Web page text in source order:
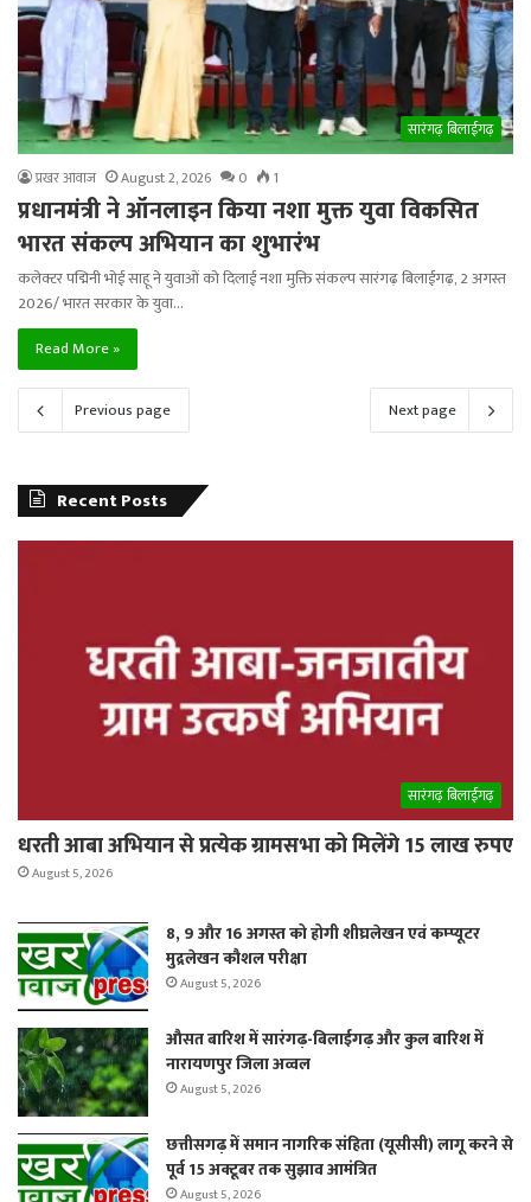
सारंगढ़ बिलाईगढ़
प्रखर आवाज August 2, 2026 0 1
प्रधानमंत्री ने ऑनलाइन किया नशा मुक्त युवा विकसित
भारत संकल्प अभियान का शुभारंभ
कलेक्टर पद्मिनी भोई साहू ने युवाओं को दिलाई नशा मुक्ति संकल्प सारंगढ़ बिलाईगढ़, 2 अगस्त
2026/ भारत सरकार के युवा…
Read More »
Previous page Next page
Recent Posts
सारंगढ़ बिलाईगढ़
धरती आबा अभियान से प्रत्येक ग्रामसभा को मिलेंगे 15 लाख रुपए
August 5, 2026
8, 9 और 16 अगस्त को होगी शीघ्रलेखन एवं कम्प्यूटर
मुद्रलेखन कौशल परीक्षा
August 5, 2026
औसत बारिश में सारंगढ़-बिलाईगढ़ और कुल बारिश में
नारायणपुर जिला अव्वल
August 5, 2026
छत्तीसगढ़ में समान नागरिक संहिता (यूसीसी) लागू करने से
पूर्व 15 अक्टूबर तक सुझाव आमंत्रित
August 5, 2026